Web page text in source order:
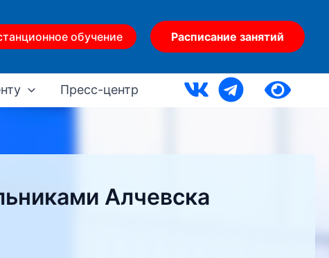
обучение Расписание занятий
Пресс-центр
Алчевска